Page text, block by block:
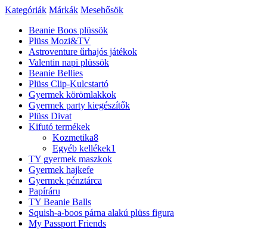
Kategóriák Márkák Mesehősök
Beanie Boos plüssök
Plüss Mozi&TV
Astroventure űrhajós játékok
Valentin napi plüssök
Beanie Bellies
Plüss Clip-Kulcstartó
Gyermek körömlakkok
Gyermek party kiegészítők
Plüss Divat
Kifutó termékek
Kozmetika8
Egyéb kellékek1
TY gyermek maszkok
Gyermek hajkefe
Gyermek pénztárca
Papíráru
TY Beanie Balls
Squish-a-boos párna alakú plüss figura
My Passport Friends